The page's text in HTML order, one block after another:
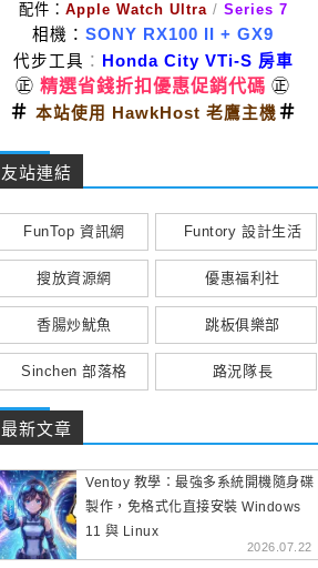
配件： Apple Watch Ultra / Series 7
相機： SONY RX100 II
+ GX9
代步工具 ： Honda City VTi-S 房車
㊣ 精選省錢折扣優惠促銷代碼 ㊣
＃ 本站使用 HawkHost 老鷹主機＃
友站連結
FunTop 資訊網 Funtory 設計生活
搜放資源網 優惠福利社
香腸炒魷魚 跳板俱樂部
Sinchen 部落格 路況隊長
最新文章
Ventoy 教學：最強多系統開機隨身碟
製作，免格式化直接安裝 Windows
11 與 Linux
2026.07.22